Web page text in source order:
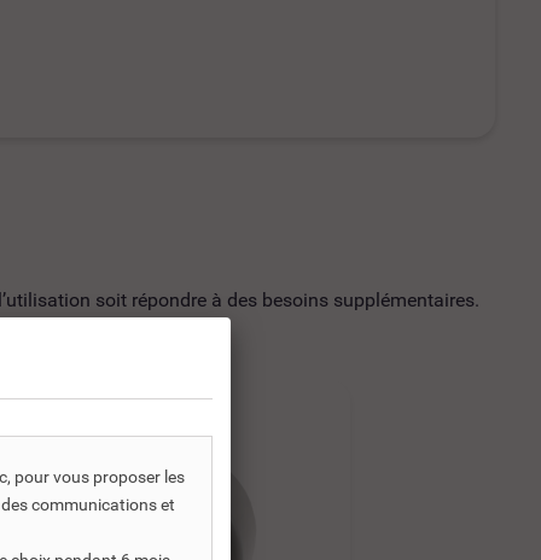
soit répondre à des besoins supplémentaires.
pour vous proposer les
communications et